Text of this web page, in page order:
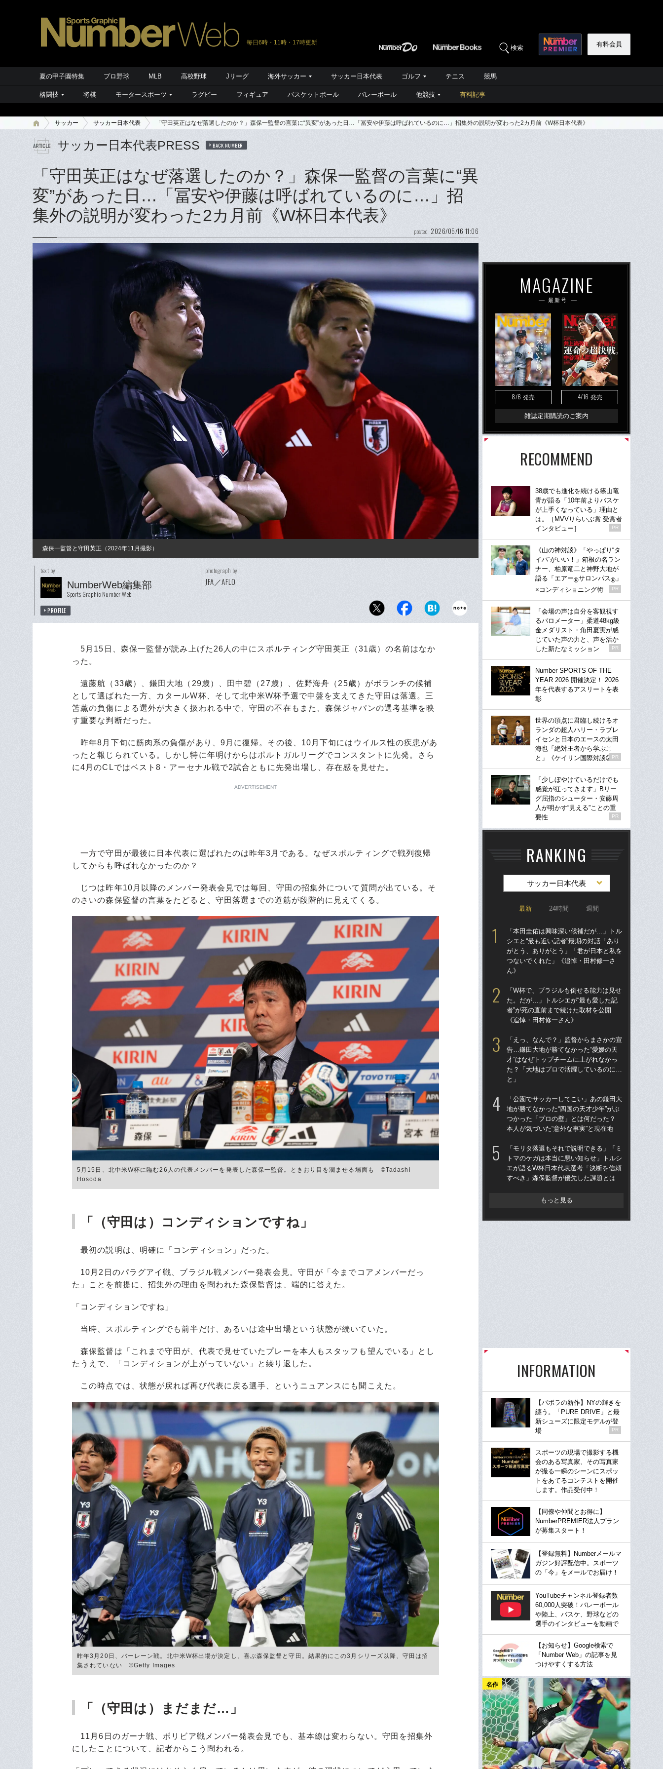
毎日6時・11時・17時更新
検索 有料会員
夏の甲子園特集 プロ野球 MLB 高校野球 Jリーグ 海外サッカー サッカー日本代表 ゴルフ テニス 競馬
格闘技 将棋 モータースポーツ ラグビー フィギュア バスケットボール バレーボール 他競技 有料記事
サッカー サッカー日本代表 「守田英正はなぜ落選したのか？」森保一監督の言葉に“異変”があった日…「冨安や伊藤は呼ばれているのに…」招集外の説明が変わった2カ月前《W杯日本代表》
サッカー日本代表PRESS BACK NUMBER
「守田英正はなぜ落選したのか？」森保一監督の言葉に“異
変”があった日…「冨安や伊藤は呼ばれているのに…」招
集外の説明が変わった2カ月前《W杯日本代表》
posted 2026/05/16 11:06
森保一監督と守田英正（2024年11月撮影）
text by
NumberWeb編集部
Sports Graphic Number Web
PROFILE
photograph by
JFA／AFLO
5月15日、森保一監督が読み上げた26人の中にスポルティング守田英正（31歳）の名前はなか
った。
遠藤航（33歳）、鎌田大地（29歳）、田中碧（27歳）、佐野海舟（25歳）がボランチの候補
として選ばれた一方、カタールW杯、そして北中米W杯予選で中盤を支えてきた守田は落選。三
笘薫の負傷による選外が大きく扱われる中で、守田の不在もまた、森保ジャパンの選考基準を映
す重要な判断だった。
昨年8月下旬に筋肉系の負傷があり、9月に復帰。その後、10月下旬にはウイルス性の疾患があ
ったと報じられている。しかし特に年明けからはポルトガルリーグでコンスタントに先発。さら
に4月のCLではベスト8・アーセナル戦で2試合ともに先発出場し、存在感を見せた。
ADVERTISEMENT
一方で守田が最後に日本代表に選ばれたのは昨年3月である。なぜスポルティングで戦列復帰
してからも呼ばれなかったのか？
じつは昨年10月以降のメンバー発表会見では毎回、守田の招集外について質問が出ている。そ
のさいの森保監督の言葉をたどると、守田落選までの道筋が段階的に見えてくる。
5月15日、北中米W杯に臨む26人の代表メンバーを発表した森保一監督。ときおり目を潤ませる場面も ©Tadashi
Hosoda
「（守田は）コンディションですね」
最初の説明は、明確に「コンディション」だった。
10月2日のパラグアイ戦、ブラジル戦メンバー発表会見。守田が「今までコアメンバーだっ
た」ことを前提に、招集外の理由を問われた森保監督は、端的に答えた。
「コンディションですね」
当時、スポルティングでも前半だけ、あるいは途中出場という状態が続いていた。
森保監督は「これまで守田が、代表で見せていたプレーを本人もスタッフも望んでいる」とし
たうえで、「コンディションが上がっていない」と繰り返した。
この時点では、状態が戻れば再び代表に戻る選手、というニュアンスにも聞こえた。
昨年3月20日、バーレーン戦。北中米W杯出場が決定し、喜ぶ森保監督と守田。結果的にこの3月シリーズ以降、守田は招
集されていない ©Getty Images
「（守田は）まだまだ…」
11月6日のガーナ戦、ボリビア戦メンバー発表会見でも、基本線は変わらない。守田を招集外
にしたことについて、記者からこう問われる。
MAGAZINE
最新号
8/6 発売 4/16 発売
雑誌定期購読のご案内
RECOMMEND
38歳でも進化を続ける篠山竜
青が語る「10年前よりバスケ
が上手くなっている」理由と
は。［MVVりらいぶ賞 受賞者
インタビュー］
PR
《山の神対談》「やっぱり“タ
イパ”がいい！」箱根の名ラン
ナー、柏原竜二と神野大地が
語る「エアー®サロンパス® 」
×コンディショニング術
PR
「会場の声は自分を客観視す
るバロメーター」柔道48kg級
金メダリスト・角田夏実が感
じていた声の力と、声を活か
した新たなミッション
PR
Number SPORTS OF THE
YEAR 2026 開催決定！ 2026
年を代表するアスリートを表
彰
世界の頂点に君臨し続けるオ
ランダの超人ハリー・ラブレ
イセンと日本のエースの太田
海也「絶対王者から学ぶこ
と」《ケイリン国際対談②》
PR
「少しぼやけているだけでも
感覚が狂ってきます」Bリー
グ屈指のシューター・安藤周
人が明かす“見える”ことの重
要性
PR
RANKING
サッカー日本代表
最新 24時間 週間
「本田圭佑は興味深い候補だが…」トル
シエと“最も近い記者”最期の対話「あり
がとう、ありがとう」「君が日本と私を
つないでくれた」《追悼・田村修一さ
ん》
「W杯で、ブラジルも倒せる能力は見せ
た。だが…」トルシエが“最も愛した記
者”が死の直前まで続けた取材を公開
《追悼・田村修一さん》
「えっ、なんで？」監督からまさかの宣
告…鎌田大地が勝てなかった“愛媛の天
才”はなぜトップチームに上がれなかっ
た？「大地はプロで活躍しているのに…
と」
「公園でサッカーしてこい」あの鎌田大
地が勝てなかった“四国の天才少年”がぶ
つかった「プロの壁」とは何だった？
本人が気づいた“意外な事実”と現在地
「モリタ落選もそれで説明できる」「ミ
トマのケガは本当に悪い知らせ」トルシ
エが語るW杯日本代表選考「決断を信頼
すべき」森保監督が優先した課題とは
もっと見る
INFORMATION
【バボラの新作】NYの輝きを
纏う。「PURE DRIVE」と最
新シューズに限定モデルが登
場
PR
スポーツの現場で撮影する機
会のある写真家、その写真家
が撮る一瞬のシーンにスポッ
トをあてるコンテストを開催
します。作品受付中！
【同僚や仲間とお得に】
NumberPREMIER法人プラン
が募集スタート！
【登録無料】Numberメールマ
ガジン好評配信中。スポーツ
の「今」をメールでお届け！
YouTubeチャンネル登録者数
60,000人突破！バレーボール
や陸上、バスケ、野球などの
選手のインタビューを動画で
【お知らせ】Google検索で
「Number Web」の記事を見
つけやすくする方法
名作